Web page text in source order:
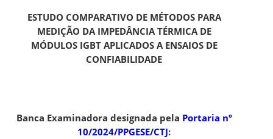
ESTUDO COMPARATIVO DE MÉTODOS PARA
MEDIÇÃO DA IMPEDÂNCIA TÉRMICA DE
MÓDULOS IGBT APLICADOS A ENSAIOS DE
CONFIABILIDADE
Banca Examinadora designada pela Portaria nº
10/2024/PPGESE/CTJ: